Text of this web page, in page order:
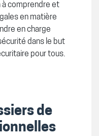
comprendre et
en matière
en charge
dans le but
pour tous.
de